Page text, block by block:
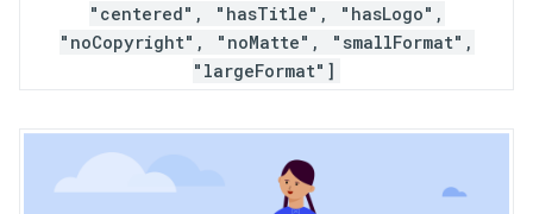
"centered", "hasTitle", "hasLogo",
"noCopyright", "noMatte", "smallFormat",
"largeFormat"]